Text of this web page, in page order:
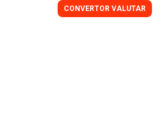
CONVERTOR VALUTAR